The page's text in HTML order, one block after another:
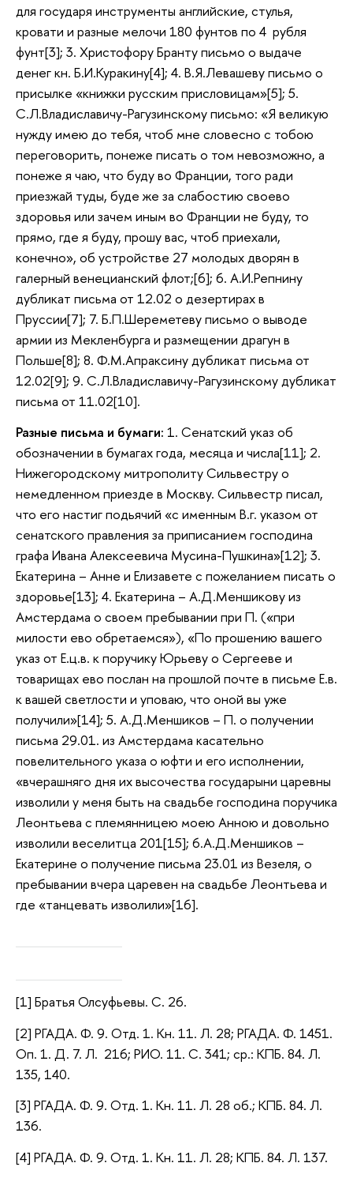
для государя инструменты английские, стулья,
кровати и разные мелочи 180 фунтов по 4 рубля
фунт[3]; 3. Христофору Бранту письмо о выдаче
денег кн. Б.И.Куракину[4]; 4. В.Я.Левашеву письмо о
присылке «книжки русским присловицам»[5]; 5.
С.Л.Владиславичу-Рагузинскому письмо: «Я великую
нужду имею до тебя, чтоб мне словесно с тобою
переговорить, понеже писать о том невозможно, а
понеже я чаю, что буду во Франции, того ради
приезжай туды, буде же за слабостию своево
здоровья или зачем иным во Франции не буду, то
прямо, где я буду, прошу вас, чтоб приехали,
конечно», об устройстве 27 молодых дворян в
галерный венецианский флот;[6]; 6. А.И.Репнину
дубликат письма от 12.02 о дезертирах в
Пруссии[7]; 7. Б.П.Шереметеву письмо о выводе
армии из Мекленбурга и размещении драгун в
Польше[8]; 8. Ф.М.Апраксину дубликат письма от
12.02[9]; 9. С.Л.Владиславичу-Рагузинскому дубликат
письма от 11.02[10].
Разные письма и бумаги: 1. Сенатский указ об
обозначении в бумагах года, месяца и числа[11]; 2.
Нижегородскому митрополиту Сильвестру о
немедленном приезде в Москву. Сильвестр писал,
что его настиг подьячий «с именным В.г. указом от
сенатского правления за приписанием господина
графа Ивана Алексеевича Мусина-Пушкина»[12]; 3.
Екатерина – Анне и Елизавете с пожеланием писать о
здоровье[13]; 4. Екатерина – А.Д.Меншикову из
Амстердама о своем пребывании при П. («при
милости ево обретаемся»), «По прошению вашего
указ от Е.ц.в. к поручику Юрьеву о Сергееве и
товарищах ево послан на прошлой почте в письме Е.в.
к вашей светлости и уповаю, что оной вы уже
получили»[14]; 5. А.Д.Меншиков – П. о получении
письма 29.01. из Амстердама касательно
повелительного указа о юфти и его исполнении,
«вчерашняго дня их высочества государыни царевны
изволили у меня быть на свадьбе господина поручика
Леонтьева с племянницею моею Анною и довольно
изволили веселитца 201[15]; 6.А.Д.Меншиков –
Екатерине о получение письма 23.01 из Везеля, о
пребывании вчера царевен на свадьбе Леонтьева и
где «танцевать изволили»[16].
[1] Братья Олсуфьевы. С. 26.
[2] РГАДА. Ф. 9. Отд. 1. Кн. 11. Л. 28; РГАДА. Ф. 1451.
Оп. 1. Д. 7. Л. 216; РИО. 11. С. 341; ср.: КПБ. 84. Л.
135, 140.
[3] РГАДА. Ф. 9. Отд. 1. Кн. 11. Л. 28 об.; КПБ. 84. Л.
136.
[4] РГАДА. Ф. 9. Отд. 1. Кн. 11. Л. 28; КПБ. 84. Л. 137.